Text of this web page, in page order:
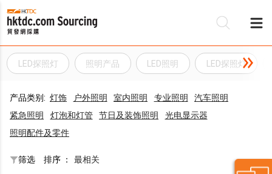
LED探照灯 照明产品 LED照明 LED探照灯
产品类别: 灯饰 户外照明 室内照明 专业照明
汽车照明
紧急照明
灯泡和灯管 节日及装饰照明
光电显示器
照明配件及零件
筛选 排序 ： 最相关